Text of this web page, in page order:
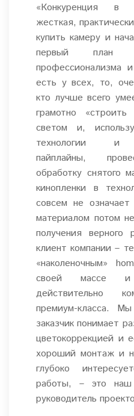
«Конкуренция в
жесткая,
купить камеру и
первый план
профессионализма
есть у всех, то,
кто лучше всего
грамотно
светом и,
технологии и
пайплайны,
обработку снятого
кинопленки в
совсем не
материалом потом
получения верного
клиент компании –
«наколеночным»
своей массе и
действительно
премиум-класса.
заказчик понимает
цветокоррекцией и
хороший монтаж и
глубоко
работы, – это наш
руководитель